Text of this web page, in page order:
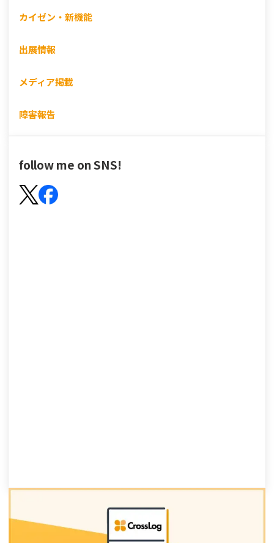
カイゼン・新機能
出展情報
メディア掲載
障害報告
follow me on SNS!